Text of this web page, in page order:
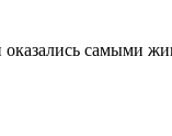
оказались самыми